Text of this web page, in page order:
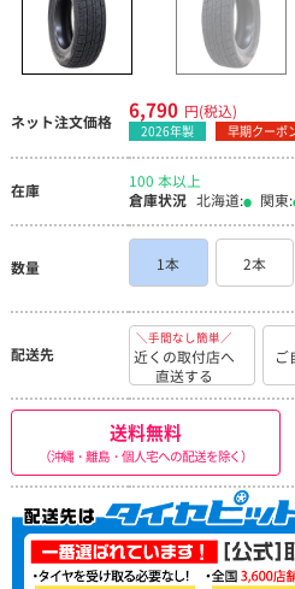
ネット注文価格 6,790 円(税込)
2026年製 早期クーポ
在庫
100 本以上
倉庫状況 北海道: 関東:
数量 1本 2本
配送先
＼手間なし簡単／
近くの取付店へ
直送する
ご
送料無料
（沖縄・離島・個人宅への配送を除く）